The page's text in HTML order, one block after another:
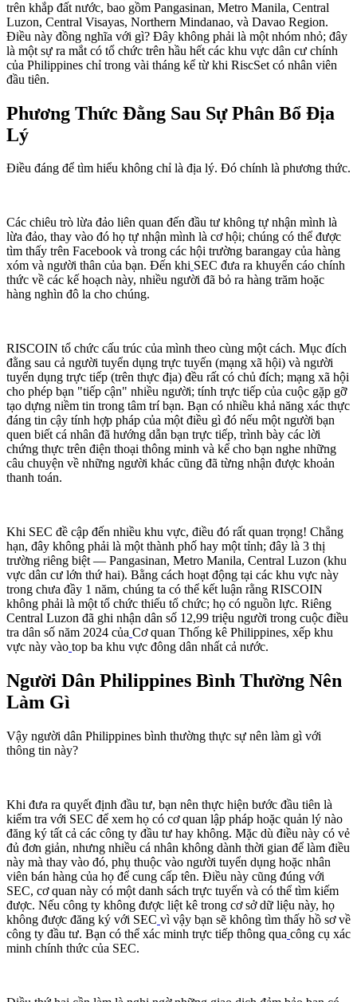
trên khắp đất nước, bao gồm Pangasinan, Metro Manila, Central
Luzon, Central Visayas, Northern Mindanao, và Davao Region.
Điều này đồng nghĩa với gì? Đây không phải là một nhóm nhỏ; đây
là một sự ra mắt có tổ chức trên hầu hết các khu vực dân cư chính
của Philippines chỉ trong vài tháng kể từ khi RiscSet có nhân viên
đầu tiên.
Phương Thức Đằng Sau Sự Phân Bổ Địa
Lý
Điều đáng để tìm hiểu không chỉ là địa lý. Đó chính là phương thức.
Các chiêu trò lừa đảo liên quan đến đầu tư không tự nhận mình là
lừa đảo, thay vào đó họ tự nhận mình là cơ hội; chúng có thể được
tìm thấy trên Facebook và trong các hội trường barangay của hàng
xóm và người thân của bạn. Đến khi SEC đưa ra khuyến cáo chính
thức về các kế hoạch này, nhiều người đã bỏ ra hàng trăm hoặc
hàng nghìn đô la cho chúng.
RISCOIN tổ chức cấu trúc của mình theo cùng một cách. Mục đích
đằng sau cả người tuyển dụng trực tuyến (mạng xã hội) và người
tuyển dụng trực tiếp (trên thực địa) đều rất có chủ đích; mạng xã hội
cho phép bạn "tiếp cận" nhiều người; tính trực tiếp của cuộc gặp gỡ
tạo dựng niềm tin trong tâm trí bạn. Bạn có nhiều khả năng xác thực
đáng tin cậy tính hợp pháp của một điều gì đó nếu một người bạn
quen biết cá nhân đã hướng dẫn bạn trực tiếp, trình bày các lời
chứng thực trên điện thoại thông minh và kể cho bạn nghe những
câu chuyện về những người khác cũng đã từng nhận được khoản
thanh toán.
Khi SEC đề cập đến nhiều khu vực, điều đó rất quan trọng! Chẳng
hạn, đây không phải là một thành phố hay một tỉnh; đây là 3 thị
trường riêng biệt — Pangasinan, Metro Manila, Central Luzon (khu
vực dân cư lớn thứ hai). Bằng cách hoạt động tại các khu vực này
trong chưa đầy 1 năm, chúng ta có thể kết luận rằng RISCOIN
không phải là một tổ chức thiếu tổ chức; họ có nguồn lực. Riêng
Central Luzon đã ghi nhận dân số 12,99 triệu người trong cuộc điều
tra dân số năm 2024 của Cơ quan Thống kê Philippines, xếp khu
vực này vào top ba khu vực đông dân nhất cả nước.
Người Dân Philippines Bình Thường Nên
Làm Gì
Vậy người dân Philippines bình thường thực sự nên làm gì với
thông tin này?
Khi đưa ra quyết định đầu tư, bạn nên thực hiện bước đầu tiên là
kiểm tra với SEC để xem họ có cơ quan lập pháp hoặc quản lý nào
đăng ký tất cả các công ty đầu tư hay không. Mặc dù điều này có vẻ
đủ đơn giản, nhưng nhiều cá nhân không dành thời gian để làm điều
này mà thay vào đó, phụ thuộc vào người tuyển dụng hoặc nhân
viên bán hàng của họ để cung cấp tên. Điều này cũng đúng với
SEC, cơ quan này có một danh sách trực tuyến và có thể tìm kiếm
được. Nếu công ty không được liệt kê trong cơ sở dữ liệu này, họ
không được đăng ký với SEC vì vậy bạn sẽ không tìm thấy hồ sơ về
công ty đầu tư. Bạn có thể xác minh trực tiếp thông qua công cụ xác
minh chính thức của SEC.